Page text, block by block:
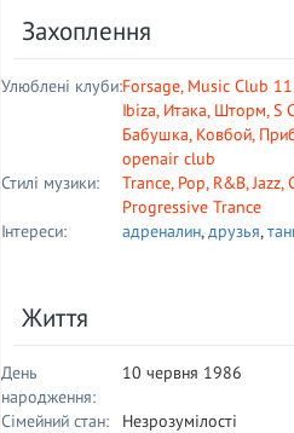
Захоплення
Улюблені клуби:Forsage, Music Club
Ibiza, Итака, Шторм,S
Бабушка, Ковбой,
openair club
Стилі музики:
Trance, Pop, R&B,Jazz,
Progressive Trance
Інтереси:
адреналин,друзья,
Життя
День
народження:
10 червня 1986
Сімейний стан:
Незрозумілості